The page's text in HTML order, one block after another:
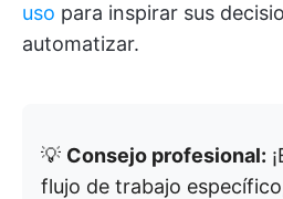
uso para inspirar sus
automatizar.
💡 Consejo profesional:
flujo de trabajo